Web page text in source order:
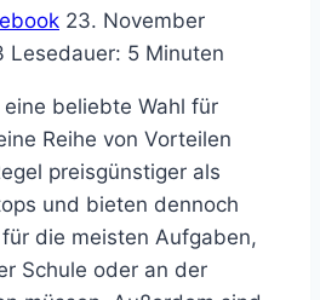
23. November
Lesedauer: 5 Minuten
beliebte Wahl für
Reihe von Vorteilen
preisgünstiger als
und bieten dennoch
die meisten Aufgaben,
Schule oder an der